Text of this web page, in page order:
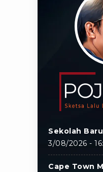
Sekolah
3/08/2026 -
Cape Town